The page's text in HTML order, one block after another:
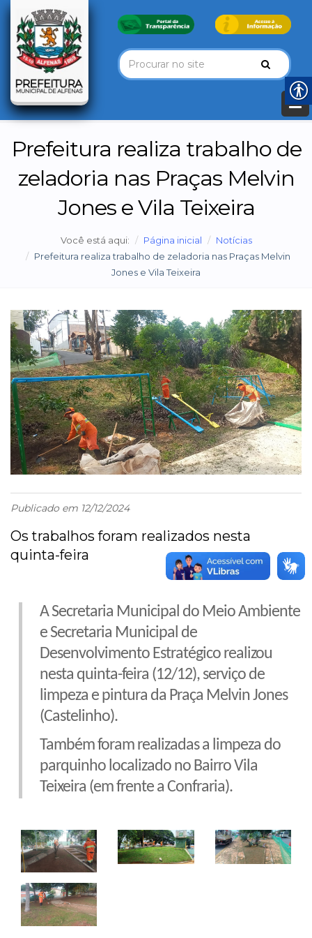
Prefeitura realiza trabalho de
zeladoria nas Praças Melvin
Jones e Vila Teixeira
Você está aqui: Página inicial
Notícias
Prefeitura realiza trabalho de zeladoria nas Praças Melvin
Jones e Vila Teixeira
Publicado em 12/12/2024
Os trabalhos foram realizados nesta
quinta-feira
A Secretaria Municipal do Meio Ambiente
e Secretaria Municipal de
Desenvolvimento Estratégico realizou
nesta quinta-feira (12/12), serviço de
limpeza e pintura da Praça Melvin Jones
(Castelinho).
Também foram realizadas a limpeza do
parquinho localizado no Bairro Vila
Teixeira (em frente a Confraria).